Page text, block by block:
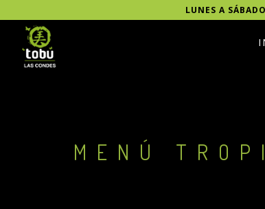
LUNES A
MENÚ